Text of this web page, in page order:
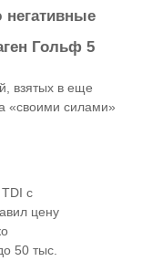
негативные
Гольф 5
взятых в еще
«своими силами»
с
цену
50 тыс.